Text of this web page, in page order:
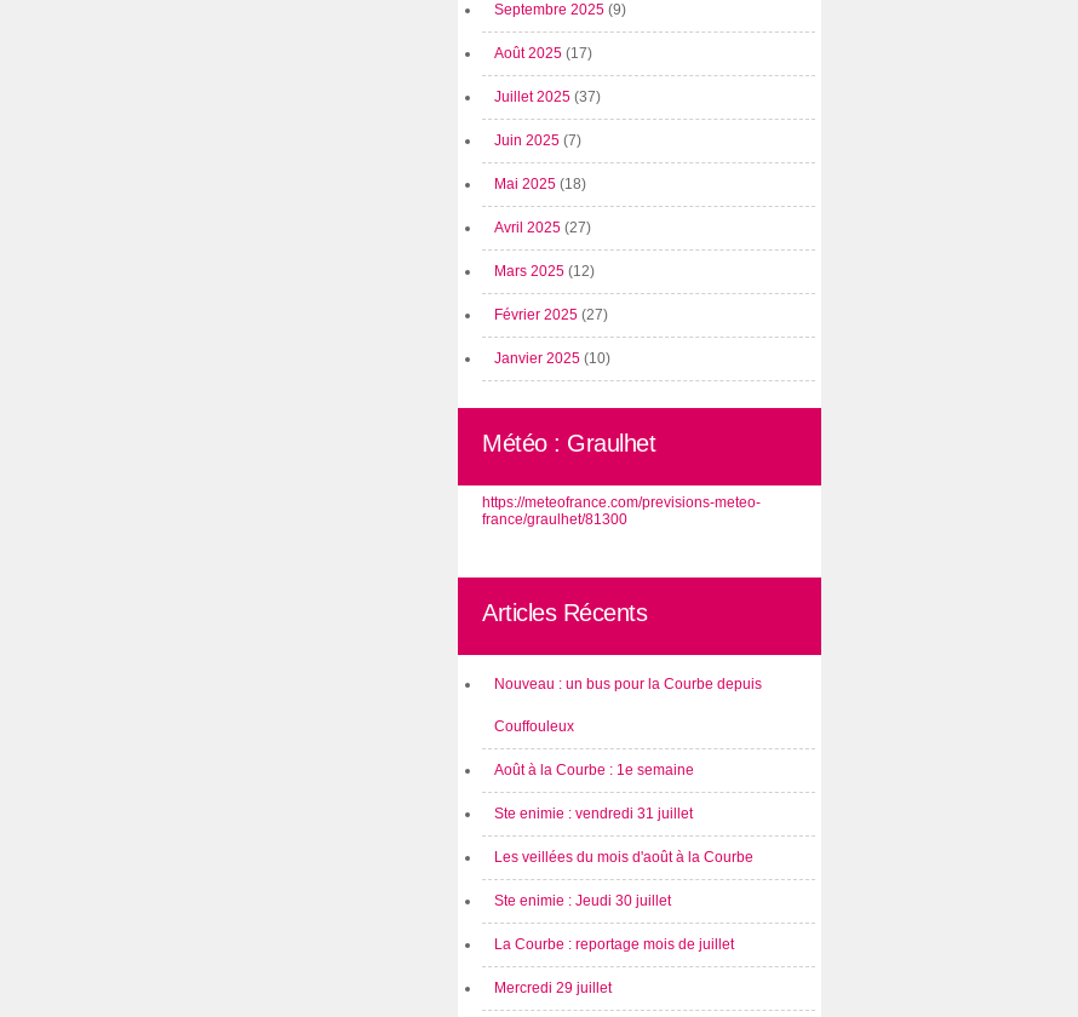
Septembre 2025 (9)
Août 2025 (17)
Juillet 2025 (37)
Juin 2025 (7)
Mai 2025 (18)
Avril 2025 (27)
Mars 2025 (12)
Février 2025 (27)
Janvier 2025 (10)
Météo : Graulhet
https://meteofrance.com/previsions-meteo-
france/graulhet/81300
Articles Récents
Nouveau : un bus pour la Courbe depuis
Couffouleux
Août à la Courbe : 1e semaine
Ste enimie : vendredi 31 juillet
Les veillées du mois d'août à la Courbe
Ste enimie : Jeudi 30 juillet
La Courbe : reportage mois de juillet
Mercredi 29 juillet